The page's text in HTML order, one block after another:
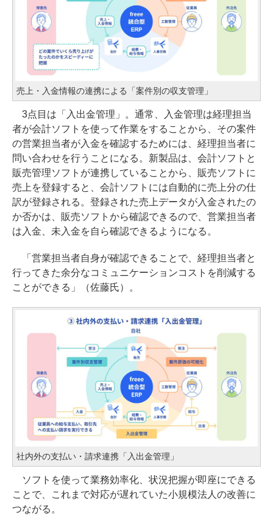
売上・入金情報の連携による「案件別の収支管理」
3点目は「入出金管理」。通常、入金管理は経理担当
者が会計ソフトを使って作業をすることから、その案件
の営業担当者が入金を確認するためには、経理担当者に
問い合わせを行うことになる。新製品は、会計ソフトと
販売管理ソフトが連携していることから、販売ソフトに
売上を登録すると、会計ソフトには自動的に売上分の仕
訳が登録される。登録された売上データが入金されたの
か否かは、販売ソフトから確認できるので、営業担当者
は入金、未入金を自ら確認できるようになる。
「営業担当者自身が確認できることで、経理担当者と
行ってきた余分なコミュニケーションコストを削減する
ことができる」（佐藤氏）。
社内外の支払い・請求連携「入出金管理」
ソフトを使って業務効率化、状況把握が即座にできる
ことで、これまで対応が遅れていた小規模法人の改善に
つながる。